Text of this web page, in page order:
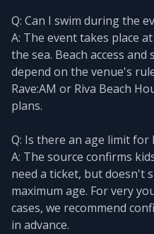
Q: Can I swim during the
A: The event takes place
the sea. Beach access
depend on the venue's
Rave:AM or Riva Beach
plans.
Q: Is there an age limit for
A: The source confirms
need a ticket, but doesn't
maximum age. For very
cases, we recommend
in advance.